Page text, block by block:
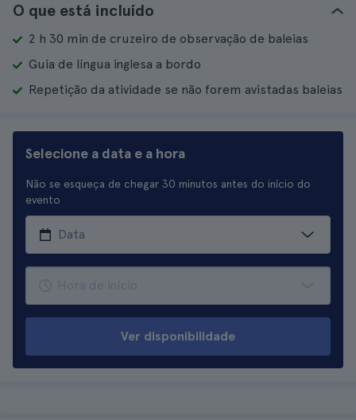
O que está incluído
2 h 30 min de cruzeiro de observação de baleias
Guia de língua inglesa a bordo
Repetição da atividade se não forem avistadas baleias
Selecione a data e a hora
Não se esqueça de chegar 30 minutos antes do início do
evento
Ver disponibilidade